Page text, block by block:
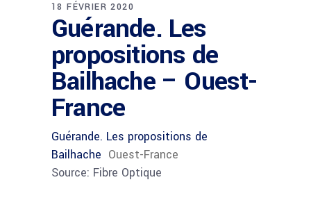
18 FÉVRIER 2020
Guérande. Les
propositions de
Bailhache – Ouest-
France
Guérande. Les propositions de
Bailhache Ouest-France
Source: Fibre Optique